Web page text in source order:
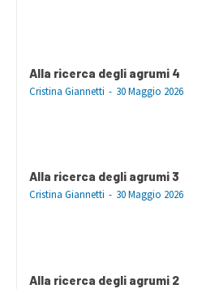
Alla ricerca degli agrumi 4
Cristina Giannetti - 30 Maggio 2026
Alla ricerca degli agrumi 3
Cristina Giannetti - 30 Maggio 2026
Alla ricerca degli agrumi 2